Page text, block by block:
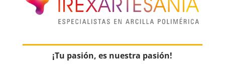
¡Tu pasión, es nuestra pasión!